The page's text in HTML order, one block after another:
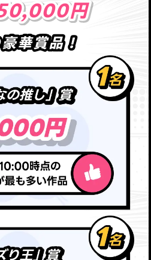
円
円
円
華賞品！
華賞品！